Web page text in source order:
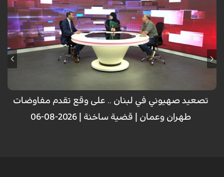
تصعيد صهيوني في لبنان .. على وقع تقدم مفاوضات
طهران وعمان | قضية ساخنة | 2026-08-06